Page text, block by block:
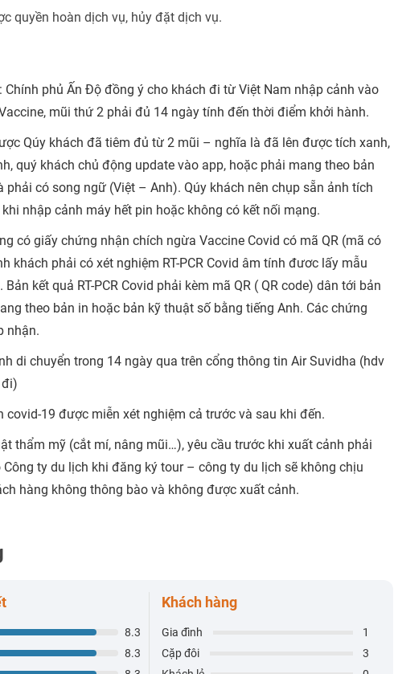
quyền hoàn dịch vụ, hủy đặt dịch vụ.
phủ Ấn Độ đồng ý cho khách đi từ Việt Nam nhập cảnh vào
mũi thứ 2 phải đủ 14 ngày tính đến thời điểm khởi hành.
Qúy khách đã tiêm đủ từ 2 mũi – nghĩa là đã lên được tích xanh,
quý khách chủ động update vào app, hoặc phải mang theo bản
có song ngữ (Việt – Anh). Qúy khách nên chụp sẵn ảnh tích
nhập cảnh máy hết pin hoặc không có kết nối mạng.
có giấy chứng nhận chích ngừa Vaccine Covid có mã QR (mã có
khách phải có xét nghiệm RT-PCR Covid âm tính đươc lấy mẫu
kết quả RT-PCR Covid phải kèm mã QR ( QR code) dân tới bản
theo bản in hoặc bản kỹ thuật số bằng tiếng Anh. Các chứng
nhận.
di chuyển trong 14 ngày qua trên cổng thông tin Air Suvidha (hdv
19 được miễn xét nghiệm cả trước và sau khi đến.
thẩm mỹ (cắt mí, nâng mũi…), yêu cầu trước khi xuất cảnh phải
ty du lịch khi đăng ký tour – công ty du lịch sẽ không chịu
hàng không thông bào và không được xuất cảnh.
8.3
8.3
Khách hàng
Gia đình
1
Cặp đôi
3